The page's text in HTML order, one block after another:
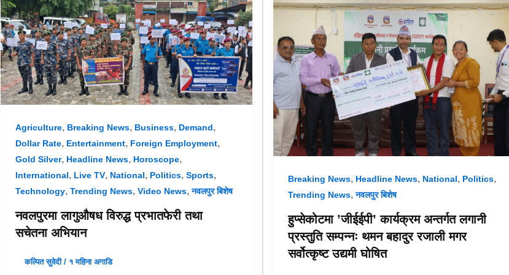
Agriculture, Breaking News, Business, Demand,
Dollar Rate, Entertainment, Foreign Employment,
Gold Silver, Headline News, Horoscope,
International, Live TV, National, Politics, Sports,
Technology, Trending News, Video News,नवलपुर बिशेष
नवलपुरमा लागुऔषध विरुद्ध प्रभातफेरी तथा
सचेतना अभियान
कल्पित सुवेदी / १ महिना अगाडि
Breaking News, Headline News, National, Politics,
Trending News,नवलपुर बिशेष
हुप्सेकोटमा ’जीईईपी’ कार्यक्रम अन्तर्गत लगानी
प्रस्तुति सम्पन्नः थमन बहादुर रजाली मगर
सर्वोत्कृष्ट उद्यमी घोषित